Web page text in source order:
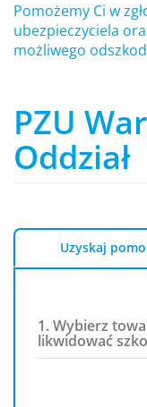
Pomożemy Ci w
ubezpieczyciela
możliwego
PZU
Oddział
Uzyskaj
1. Wybierz
likwidować